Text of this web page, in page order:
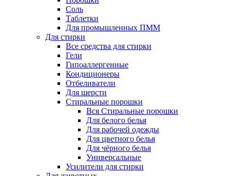
Соль
Таблетки
Для промышленных ПММ
Для стирки
Все средства для стирки
Гели
Гипоаллергенные
Кондиционеры
Отбеливатели
Для шерсти
Стиральные порошки
Вся Стиральные порошки
Для белого белья
Для рабочей одежды
Для цветного белья
Для чёрного белья
Универсальные
Усилители для стирки